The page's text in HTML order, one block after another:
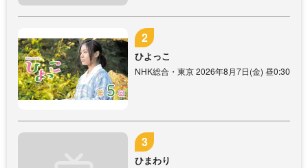
ひよっこ
NHK総合・東京 2026年8月7日(金) 昼0:30
ひまわり